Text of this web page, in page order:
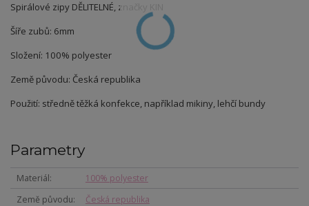
Spirálové zipy DĚLITELNÉ, značky KIN
Šíře zubů: 6mm
Složení: 100% polyester
Země původu: Česká republika
Použití: středně těžká konfekce, například mikiny, lehčí bundy
Parametry
Materiál
100% polyester
Země původu
Česká republika